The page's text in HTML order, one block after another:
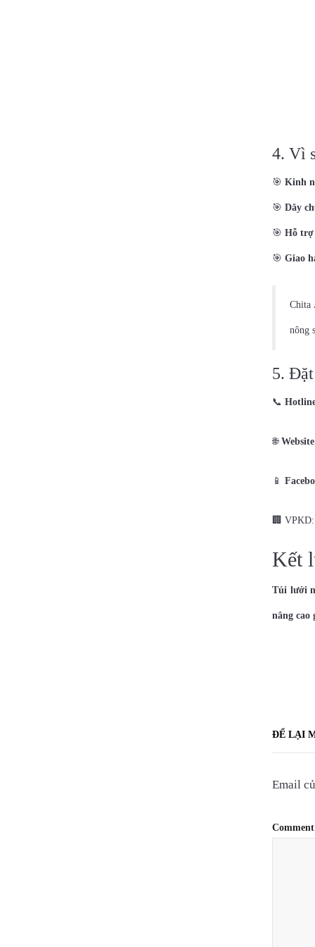
4. Vì
🎯 Kinh
🎯 Dây
🎯 Hỗ trợ
🎯 Giao
Chita
nông
5.
📞
🌐
📱
🏢
Kết
Túi lưới
nâng cao
ĐỂ LẠI
Email
Comment